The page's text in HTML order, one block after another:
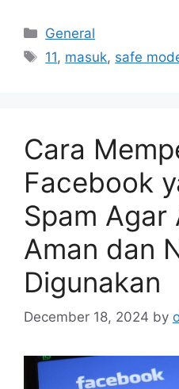
Categories
General
Tags
11, masuk, safe
Cara
Facebook
Spam Agar
Aman dan
Digunakan
December 18, 2024 by